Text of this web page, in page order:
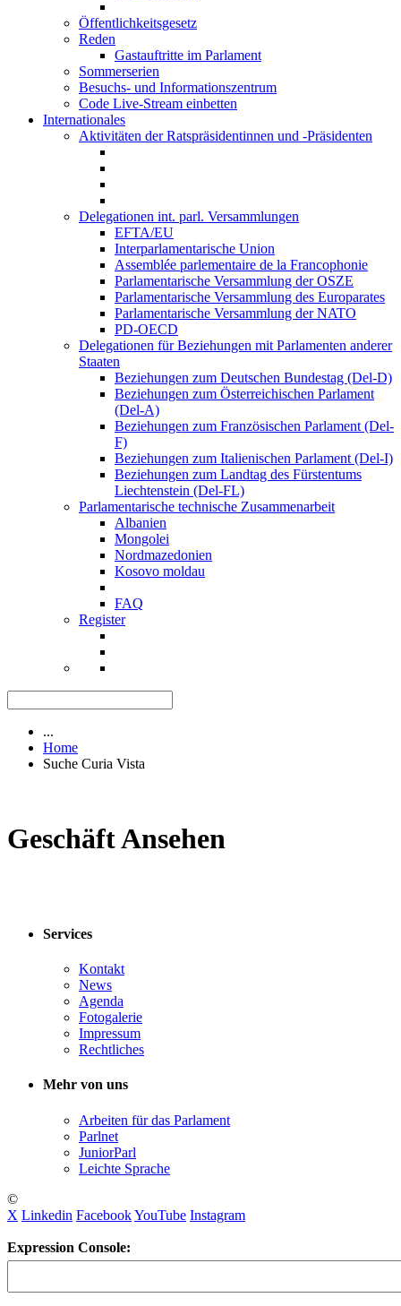
Öffentlichkeitsgesetz
Reden
Gastauftritte im Parlament
Sommerserien
Besuchs- und Informationszentrum
Code Live-Stream einbetten
Internationales
Aktivitäten der Ratspräsidentinnen und -Präsidenten
Delegationen int. parl. Versammlungen
EFTA/EU
Interparlamentarische Union
Assemblée parlementaire de la Francophonie
Parlamentarische Versammlung der OSZE
Parlamentarische Versammlung des Europarates
Parlamentarische Versammlung der NATO
PD-OECD
Delegationen für Beziehungen mit Parlamenten anderer
Staaten
Beziehungen zum Deutschen Bundestag (Del-D)
Beziehungen zum Österreichischen Parlament
(Del-A)
Beziehungen zum Französischen Parlament (Del-
F)
Beziehungen zum Italienischen Parlament (Del-I)
Beziehungen zum Landtag des Fürstentums
Liechtenstein (Del-FL)
Parlamentarische technische Zusammenarbeit
Albanien
Mongolei
Nordmazedonien
Kosovo moldau
FAQ
Register
...
Home
Suche Curia Vista
Geschäft Ansehen
Services
Kontakt
News
Agenda
Fotogalerie
Impressum
Rechtliches
Mehr von uns
Arbeiten für das Parlament
Parlnet
JuniorParl
Leichte Sprache
©
X Linkedin FacebookYouTube Instagram
Expression Console: